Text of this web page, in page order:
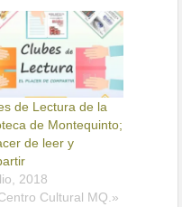
de Lectura de la
de Montequinto;
de leer y
2018
Cultural MQ.»